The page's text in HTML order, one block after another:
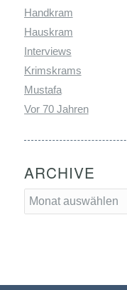
Handkram
Hauskram
Interviews
Krimskrams
Mustafa
Vor 70 Jahren
ARCHIVE